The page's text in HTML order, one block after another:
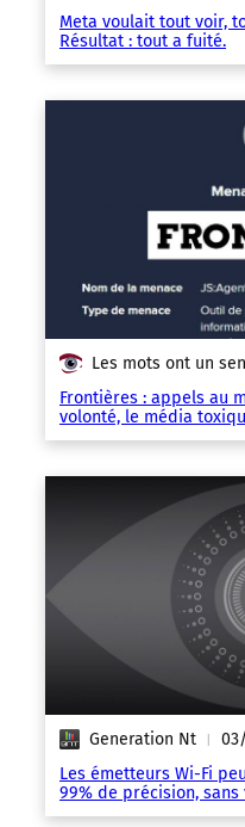
Meta voulait tout voir,
Résultat : tout a fuité.
Les mots ont un
Frontières : appels au
volonté, le média
Generation Nt |
Les émetteurs Wi-Fi
99% de précision,